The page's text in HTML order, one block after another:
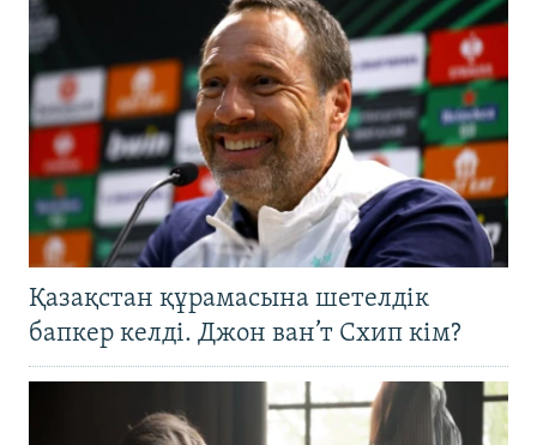
Қазақстан құрамасына шетелдік
бапкер келді. Джон ван’т Схип кім?